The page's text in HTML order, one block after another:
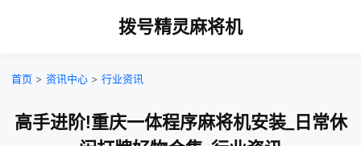
拨号精灵麻将机
首页 > 资讯中心 > 行业资讯
高手进阶!重庆一体程序麻将机安装_日常休